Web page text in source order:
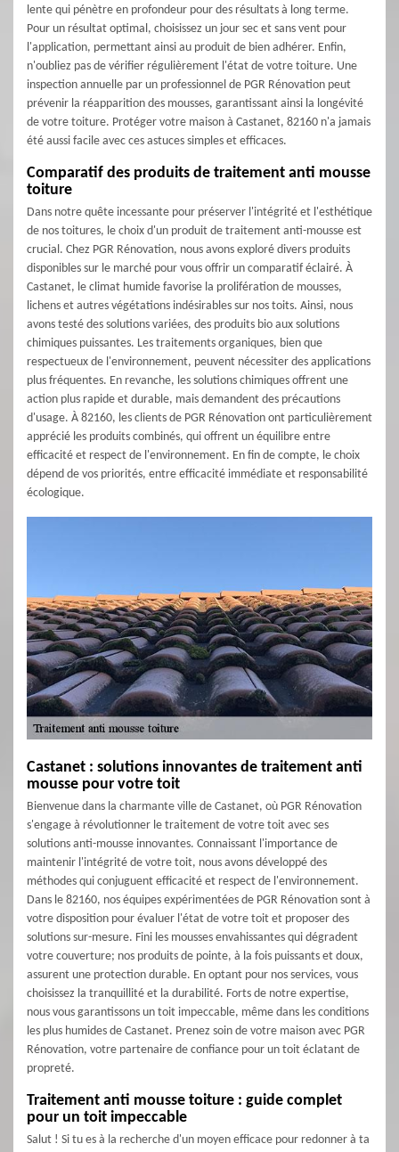
lente qui pénètre en profondeur pour des résultats à long terme.
Pour un résultat optimal, choisissez un jour sec et sans vent pour
l'application, permettant ainsi au produit de bien adhérer. Enfin,
n'oubliez pas de vérifier régulièrement l'état de votre toiture. Une
inspection annuelle par un professionnel de PGR Rénovation peut
prévenir la réapparition des mousses, garantissant ainsi la longévité
de votre toiture. Protéger votre maison à Castanet, 82160 n'a jamais
été aussi facile avec ces astuces simples et efficaces.
Comparatif des produits de traitement anti mousse
toiture
Dans notre quête incessante pour préserver l'intégrité et l'esthétique
de nos toitures, le choix d'un produit de traitement anti-mousse est
crucial. Chez PGR Rénovation, nous avons exploré divers produits
disponibles sur le marché pour vous offrir un comparatif éclairé. À
Castanet, le climat humide favorise la prolifération de mousses,
lichens et autres végétations indésirables sur nos toits. Ainsi, nous
avons testé des solutions variées, des produits bio aux solutions
chimiques puissantes. Les traitements organiques, bien que
respectueux de l'environnement, peuvent nécessiter des applications
plus fréquentes. En revanche, les solutions chimiques offrent une
action plus rapide et durable, mais demandent des précautions
d'usage. À 82160, les clients de PGR Rénovation ont particulièrement
apprécié les produits combinés, qui offrent un équilibre entre
efficacité et respect de l'environnement. En fin de compte, le choix
dépend de vos priorités, entre efficacité immédiate et responsabilité
écologique.
Castanet : solutions innovantes de traitement anti
mousse pour votre toit
Bienvenue dans la charmante ville de Castanet, où PGR Rénovation
s'engage à révolutionner le traitement de votre toit avec ses
solutions anti-mousse innovantes. Connaissant l'importance de
maintenir l'intégrité de votre toit, nous avons développé des
méthodes qui conjuguent efficacité et respect de l'environnement.
Dans le 82160, nos équipes expérimentées de PGR Rénovation sont à
votre disposition pour évaluer l'état de votre toit et proposer des
solutions sur-mesure. Fini les mousses envahissantes qui dégradent
votre couverture; nos produits de pointe, à la fois puissants et doux,
assurent une protection durable. En optant pour nos services, vous
choisissez la tranquillité et la durabilité. Forts de notre expertise,
nous vous garantissons un toit impeccable, même dans les conditions
les plus humides de Castanet. Prenez soin de votre maison avec PGR
Rénovation, votre partenaire de confiance pour un toit éclatant de
propreté.
Traitement anti mousse toiture : guide complet
pour un toit impeccable
Salut ! Si tu es à la recherche d'un moyen efficace pour redonner à ta